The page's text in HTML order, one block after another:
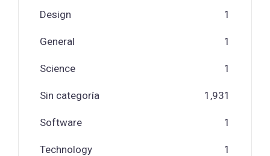
Design 1
General 1
Science 1
Sin categoría 1,931
Software 1
Technology 1